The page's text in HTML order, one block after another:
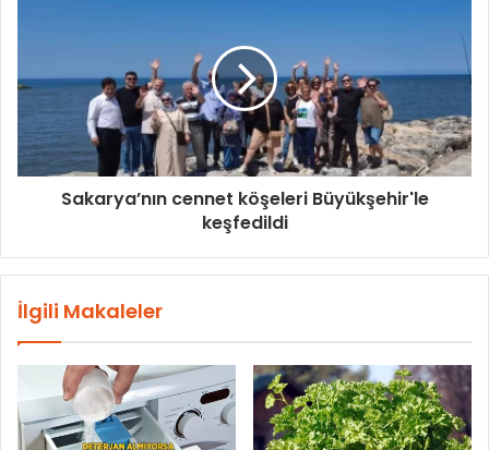
Sakarya’nın cennet köşeleri Büyükşehir'le
keşfedildi
İlgili Makaleler